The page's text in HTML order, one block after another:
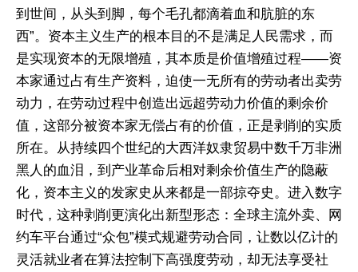
到世间，从头到脚，每个毛孔都滴着血和肮脏的东
西”。资本主义生产的根本目的不是满足人民需求，而
是实现资本的无限增殖，其本质是价值增殖过程——资
本家通过占有生产资料，迫使一无所有的劳动者出卖劳
动力，在劳动过程中创造出远超劳动力价值的剩余价
值，这部分被资本家无偿占有的价值，正是剥削的实质
所在。从持续四个世纪的大西洋奴隶贸易中数千万非洲
黑人的血泪，到产业革命后相对剩余价值生产的隐蔽
化，资本主义的发家史从来都是一部掠夺史。进入数字
时代，这种剥削更演化出新型形态：全球主流外卖、网
约车平台通过“众包”模式规避劳动合同，让数以亿计的
灵活就业者在算法控制下高强度劳动，却无法享受社